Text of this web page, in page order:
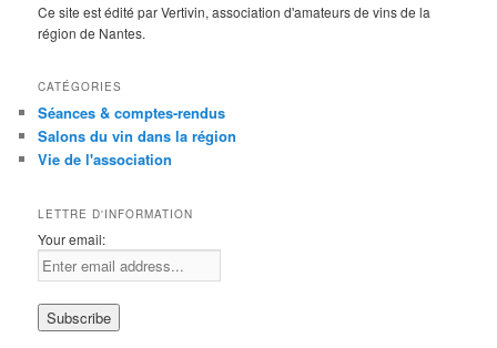
Ce site est édité par Vertivin, association d'amateurs de vins de la
région de Nantes.
CATÉGORIES
Séances & comptes-rendus
Salons du vin dans la région
Vie de l'association
LETTRE D'INFORMATION
Your email: